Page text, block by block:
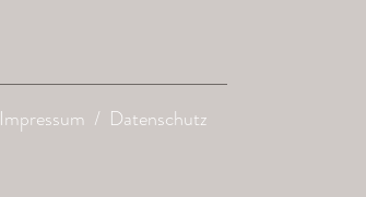
Impressum / Datenschutz